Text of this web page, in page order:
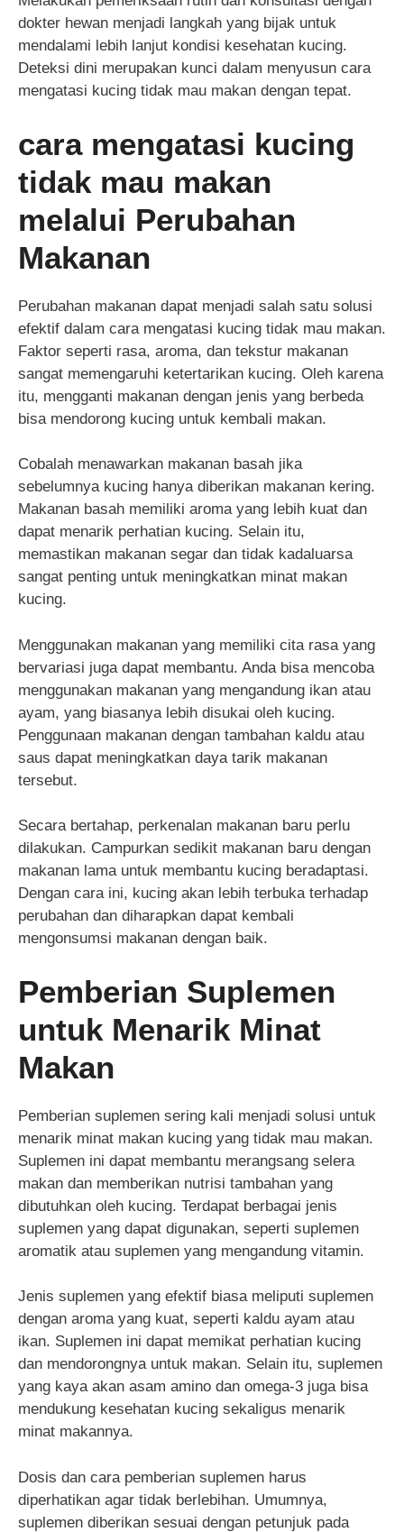
dokter hewan menjadi langkah yang bijak untuk
mendalami lebih lanjut kondisi kesehatan kucing.
Deteksi dini merupakan kunci dalam menyusun cara
mengatasi kucing tidak mau makan dengan tepat.
cara mengatasi kucing
tidak mau makan
melalui Perubahan
Makanan
Perubahan makanan dapat menjadi salah satu solusi
efektif dalam cara mengatasi kucing tidak mau makan.
Faktor seperti rasa, aroma, dan tekstur makanan
sangat memengaruhi ketertarikan kucing. Oleh karena
itu, mengganti makanan dengan jenis yang berbeda
bisa mendorong kucing untuk kembali makan.
Cobalah menawarkan makanan basah jika
sebelumnya kucing hanya diberikan makanan kering.
Makanan basah memiliki aroma yang lebih kuat dan
dapat menarik perhatian kucing. Selain itu,
memastikan makanan segar dan tidak kadaluarsa
sangat penting untuk meningkatkan minat makan
kucing.
Menggunakan makanan yang memiliki cita rasa yang
bervariasi juga dapat membantu. Anda bisa mencoba
menggunakan makanan yang mengandung ikan atau
ayam, yang biasanya lebih disukai oleh kucing.
Penggunaan makanan dengan tambahan kaldu atau
saus dapat meningkatkan daya tarik makanan
tersebut.
Secara bertahap, perkenalan makanan baru perlu
dilakukan. Campurkan sedikit makanan baru dengan
makanan lama untuk membantu kucing beradaptasi.
Dengan cara ini, kucing akan lebih terbuka terhadap
perubahan dan diharapkan dapat kembali
mengonsumsi makanan dengan baik.
Pemberian Suplemen
untuk Menarik Minat
Makan
Pemberian suplemen sering kali menjadi solusi untuk
menarik minat makan kucing yang tidak mau makan.
Suplemen ini dapat membantu merangsang selera
makan dan memberikan nutrisi tambahan yang
dibutuhkan oleh kucing. Terdapat berbagai jenis
suplemen yang dapat digunakan, seperti suplemen
aromatik atau suplemen yang mengandung vitamin.
Jenis suplemen yang efektif biasa meliputi suplemen
dengan aroma yang kuat, seperti kaldu ayam atau
ikan. Suplemen ini dapat memikat perhatian kucing
dan mendorongnya untuk makan. Selain itu, suplemen
yang kaya akan asam amino dan omega-3 juga bisa
mendukung kesehatan kucing sekaligus menarik
minat makannya.
Dosis dan cara pemberian suplemen harus
diperhatikan agar tidak berlebihan. Umumnya,
suplemen diberikan sesuai dengan petunjuk pada